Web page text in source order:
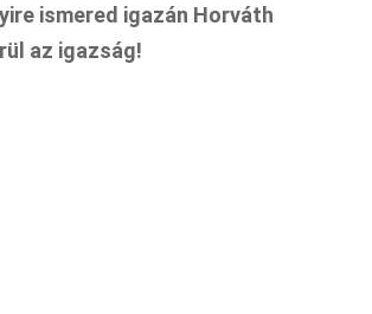
ismered igazán Horváth
az igazság!